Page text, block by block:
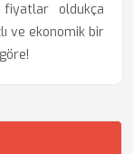
oldukça
ve ekonomik bir